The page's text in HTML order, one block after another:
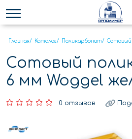
Главная/ Каталог/ Поликарбонат/ Сотовый
Сотовый
6 мм Woggel
0 отзывов